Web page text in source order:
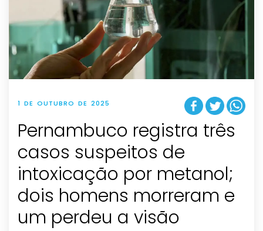
1 DE OUTUBRO DE 2025
Pernambuco registra três
casos suspeitos de
intoxicação por metanol;
dois homens morreram e
um perdeu a visão